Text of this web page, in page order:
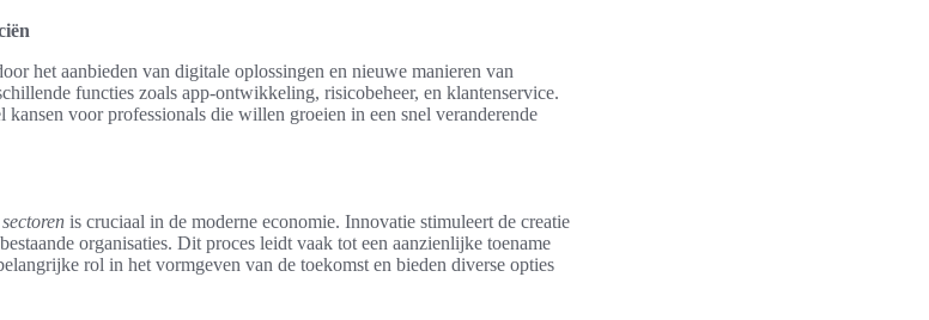
het aanbieden van digitale oplossingen en nieuwe manieren van
functies zoals app-ontwikkeling, risicobeheer, en klantenservice.
voor professionals die willen groeien in een snel veranderende
is cruciaal in de moderne economie. Innovatie stimuleert de creatie
organisaties. Dit proces leidt vaak tot een aanzienlijke toename
rol in het vormgeven van de toekomst en bieden diverse opties